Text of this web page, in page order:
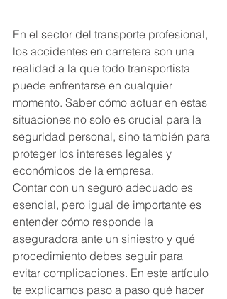
En el sector del transporte profesional,
los accidentes en carretera son una
realidad a la que todo transportista
puede enfrentarse en cualquier
momento. Saber cómo actuar en estas
situaciones no solo es crucial para la
seguridad personal, sino también para
proteger los intereses legales y
económicos de la empresa.
Contar con un seguro adecuado es
esencial, pero igual de importante es
entender cómo responde la
aseguradora ante un siniestro y qué
procedimiento debes seguir para
evitar complicaciones. En este artículo
te explicamos paso a paso qué hacer